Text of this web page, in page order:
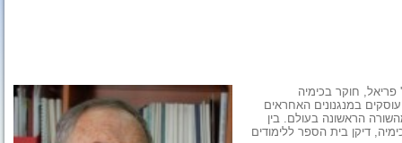
חוקר בכימיה
במנגנונים האחראים
הראשונה בעולם. בין
דיקן בית הספר ללימודים